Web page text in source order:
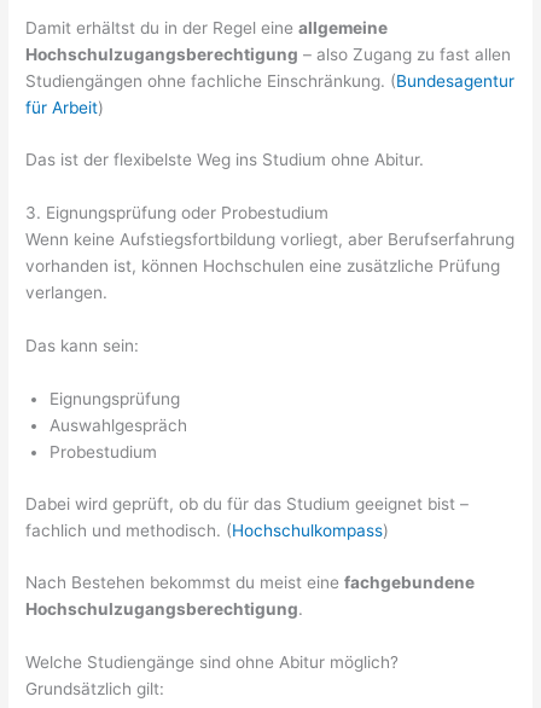
Damit erhältst du in der Regel eineallgemeine
Hochschulzugangsberechtigung – also Zugang zu fast allen
Studiengängen ohne fachliche Einschränkung. (Bundesagentur
für Arbeit)
Das ist der flexibelste Weg ins Studium ohne Abitur.
3. Eignungsprüfung oder Probestudium
Wenn keine Aufstiegsfortbildung vorliegt, aber Berufserfahrung
vorhanden ist, können Hochschulen eine zusätzliche Prüfung
verlangen.
Das kann sein:
Eignungsprüfung
Auswahlgespräch
Probestudium
Dabei wird geprüft, ob du für das Studium geeignet bist –
fachlich und methodisch. (Hochschulkompass)
Nach Bestehen bekommst du meist einefachgebundene
Hochschulzugangsberechtigung.
Welche Studiengänge sind ohne Abitur möglich?
Grundsätzlich gilt: